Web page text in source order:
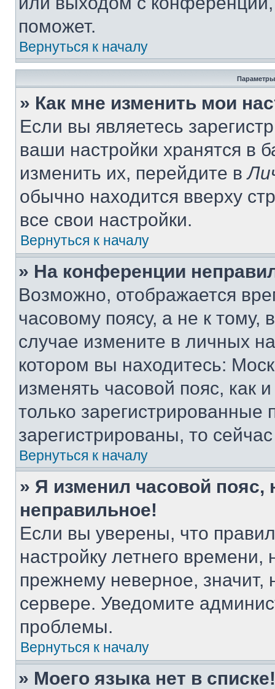
поможет.
Вернуться к началу
Параметры
» Как мне изменить мои
Если вы являетесь
ваши настройки хранятся в
изменить их, перейдите в
обычно находится вверху
все свои настройки.
Вернуться к началу
» На конференции
Возможно, отображается
часовому поясу, а не к тому,
случае измените в личных
котором вы находитесь:
изменять часовой пояс, как
только
зарегистрированы, то
Вернуться к началу
» Я изменил часовой пояс,
неправильное!
Если вы уверены, что
настройку летнего
прежнему неверное, значит,
сервере. Уведомите
проблемы.
Вернуться к началу
» Моего языка нет в списке!